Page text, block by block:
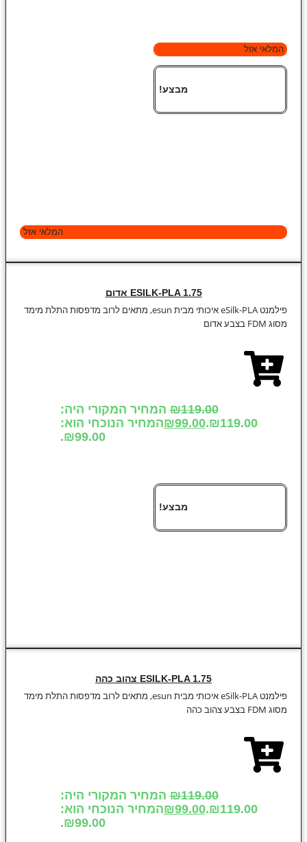
המלאי אזל
מבצע!
המלאי אזל
ESILK-PLA 1.75 אדום
פילמנט eSilk-PLA איכותי מבית esun, מתאים לרוב מדפסות התלת מימד
מסוג FDM בצבע אדום
₪119.00
המחיר המקורי היה:
₪119.00.
₪99.00
המחיר הנוכחי הוא:
₪99.00.
מבצע!
ESILK-PLA 1.75 צהוב כהה
פילמנט eSilk-PLA איכותי מבית esun, מתאים לרוב מדפסות התלת מימד
מסוג FDM בצבע צהוב כהה
₪119.00
המחיר המקורי היה:
₪119.00.
₪99.00
המחיר הנוכחי הוא:
₪99.00.